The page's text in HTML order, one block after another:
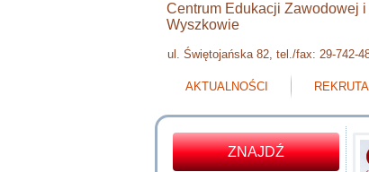
ul. Świętojańska 82, tel./fax: 29-742-
Centrum Edukacji Zawodowej
Wyszkowie
AKTUALNOŚCI
ZNAJDŹ